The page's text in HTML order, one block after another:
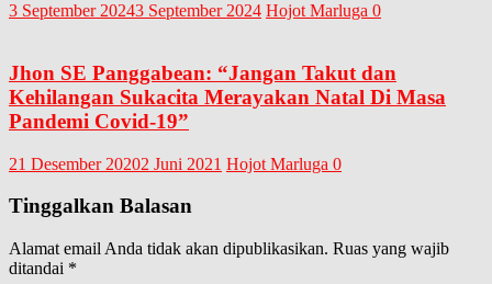
3 September 20243 September 2024 Hojot Marluga 0
Jhon SE Panggabean: “Jangan Takut dan
Kehilangan Sukacita Merayakan Natal Di Masa
Pandemi Covid-19”
21 Desember 20202 Juni 2021 Hojot Marluga 0
Tinggalkan Balasan
Alamat email Anda tidak akan dipublikasikan. Ruas yang wajib
ditandai *